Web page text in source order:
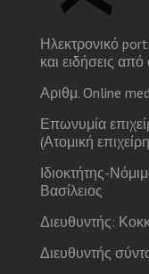
Ηλεκτρονικό
και ειδήσεις
Αριθμ. Online
Επωνυμία
(Ατομική
Ιδιοκτήτης-
Βασίλειος
Διευθυντής:
Διευθυντής